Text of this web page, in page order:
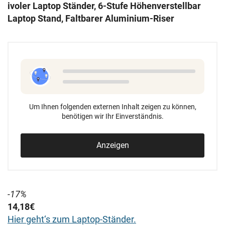
ivoler Laptop Ständer, 6-Stufe Höhenverstellbar
Laptop Stand, Faltbarer Aluminium-Riser
Um Ihnen folgenden externen Inhalt zeigen zu können,
benötigen wir Ihr Einverständnis.
Anzeigen
-17%
14,18€
Hier geht‘s zum Laptop-Ständer.